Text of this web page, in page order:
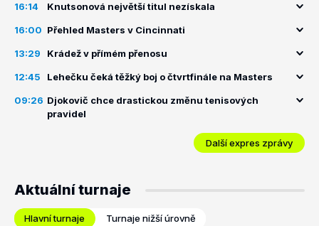
16:14 Knutsonová největší titul nezískala
16:00 Přehled Masters v Cincinnati
13:29 Krádež v přímém přenosu
12:45 Lehečku čeká těžký boj o čtvrtfinále na Masters
09:26 Djokovič chce drastickou změnu tenisových
pravidel
Další expres zprávy
Aktuální turnaje
Hlavní turnaje Turnaje nižší úrovně